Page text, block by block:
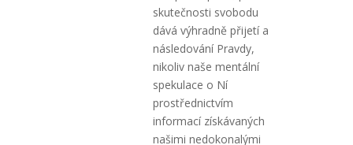
skutečnosti svobodu
dává výhradně přijetí a
následování Pravdy,
nikoliv naše mentální
spekulace o Ní
prostřednictvím
informací získávaných
našimi nedokonalými